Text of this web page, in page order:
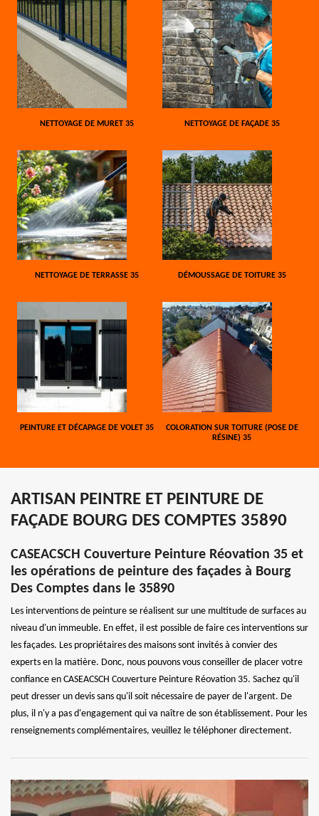
NETTOYAGE DE MURET 35 NETTOYAGE DE FAÇADE 35
NETTOYAGE DE TERRASSE 35 DÉMOUSSAGE DE TOITURE 35
PEINTURE ET DÉCAPAGE DE VOLET 35
COLORATION SUR TOITURE (POSE DE
RÉSINE) 35
ARTISAN PEINTRE ET PEINTURE DE
FAÇADE BOURG DES COMPTES 35890
CASEACSCH Couverture Peinture Réovation 35 et
les opérations de peinture des façades à Bourg
Des Comptes dans le 35890
Les interventions de peinture se réalisent sur une multitude de surfaces au
niveau d'un immeuble. En effet, il est possible de faire ces interventions sur
les façades. Les propriétaires des maisons sont invités à convier des
experts en la matière. Donc, nous pouvons vous conseiller de placer votre
confiance en CASEACSCH Couverture Peinture Réovation 35. Sachez qu'il
peut dresser un devis sans qu'il soit nécessaire de payer de l'argent. De
plus, il n'y a pas d'engagement qui va naître de son établissement. Pour les
renseignements complémentaires, veuillez le téléphoner directement.